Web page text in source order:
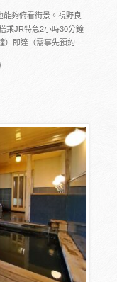
夠俯看街景。視野良
乘JR特急2小時30分鐘
即達（需事先預約...